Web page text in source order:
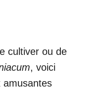
cultiver ou de
, voici
amusantes